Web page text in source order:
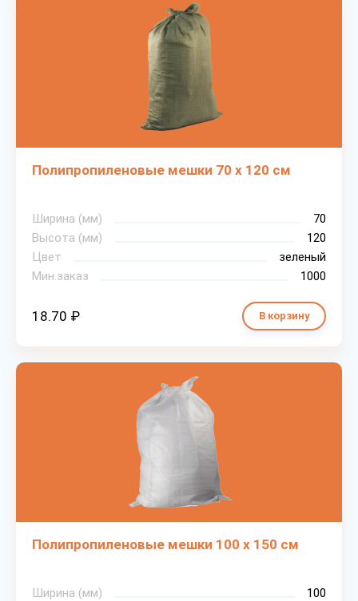
Полипропиленовые мешки 70 х 120 см
Ширина (мм)
70
Высота (мм)
120
Цвет
зеленый
Мин.заказ
1000
18.70 ₽ В корзину
Полипропиленовые мешки 100 х 150 см
Ширина (мм)
100